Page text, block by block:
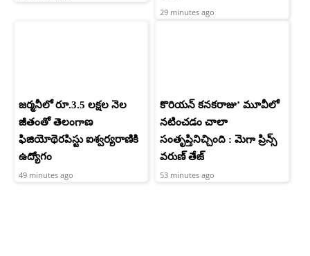
29 minutes ago
జర్మనీలో రూ.3.5 లక్షల నెల
జీతంతో తెలంగాణ
ఫిజియోథెరపిస్టు ఐశ్వర్యరాణికి
ఉద్యోగం
49 minutes ago
కొరియన్ కనకరాజు’ మూవీలో
నటించడం చాలా
సంతృప్తినిచ్చింది : మెగా ప్రిన్స్
వరుణ్ తేజ్
53 minutes ago